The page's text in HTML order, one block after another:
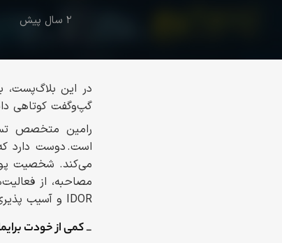
۲ سال پیش
در این
گپ‌وگفت کوتاهی
رامین متخصص
است. دوست دارد
می‌کند. شخصیت
IDOR و آسیب پذیری های مرتبط با authentication هستند.
_ کمی از خودت